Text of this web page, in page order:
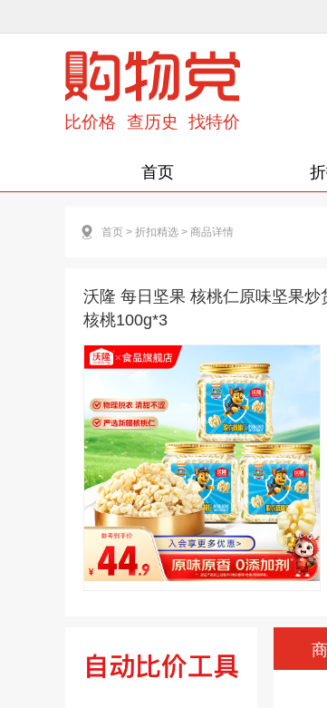
首页
首页 > 折扣精选 > 商品详情
沃隆 每日坚果 核桃仁原味坚果
核桃100g*3